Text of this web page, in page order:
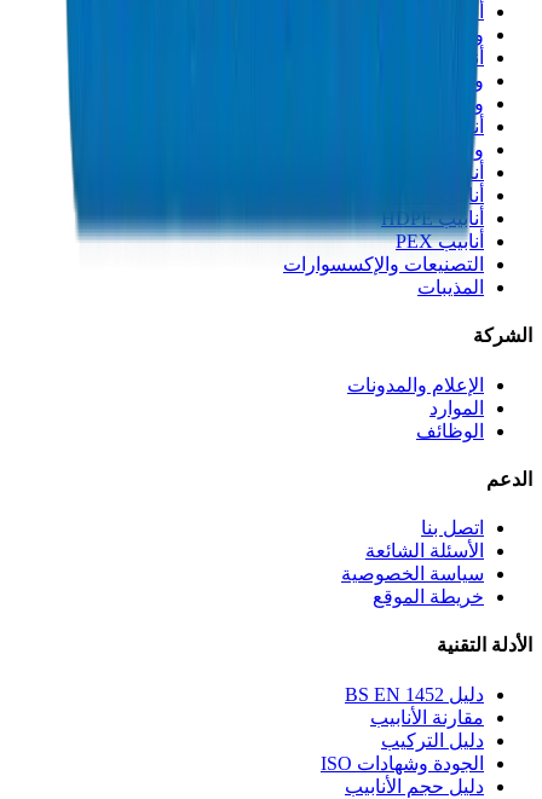
أنابيب الصرف UPVC
وصلات الصرف UPVC
أنابيب الضغط العالي PVC
وصلات الضغط العالي PVC
وصلات PVC جدول 40
أنابيب مجاري PVC
وصلات مجاري PVC
أنابيب القنوات PVC
أنابيب PP-R
أنابيب HDPE
أنابيب PEX
التصنيعات والإكسسوارات
المذيبات
الشركة
الإعلام والمدونات
الموارد
الوظائف
الدعم
اتصل بنا
الأسئلة الشائعة
سياسة الخصوصية
خريطة الموقع
الأدلة التقنية
دليل BS EN 1452
مقارنة الأنابيب
دليل التركيب
الجودة وشهادات ISO
دليل حجم الأنابيب